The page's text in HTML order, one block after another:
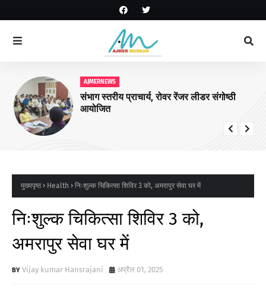
AJMERNEWS
संभाग स्तरीय प्राचार्य, रोवर रेंजर लीडर संगोष्ठी
आयोजित
मुख्यपृष्ठ Health निःशुल्क चिकित्सा शिविर 3 को, अमरापुर सेवा घर में
निःशुल्क चिकित्सा शिविर 3 को,
अमरापुर सेवा घर में
Vijay kumar Hansrajani अप्रैल 01, 2025